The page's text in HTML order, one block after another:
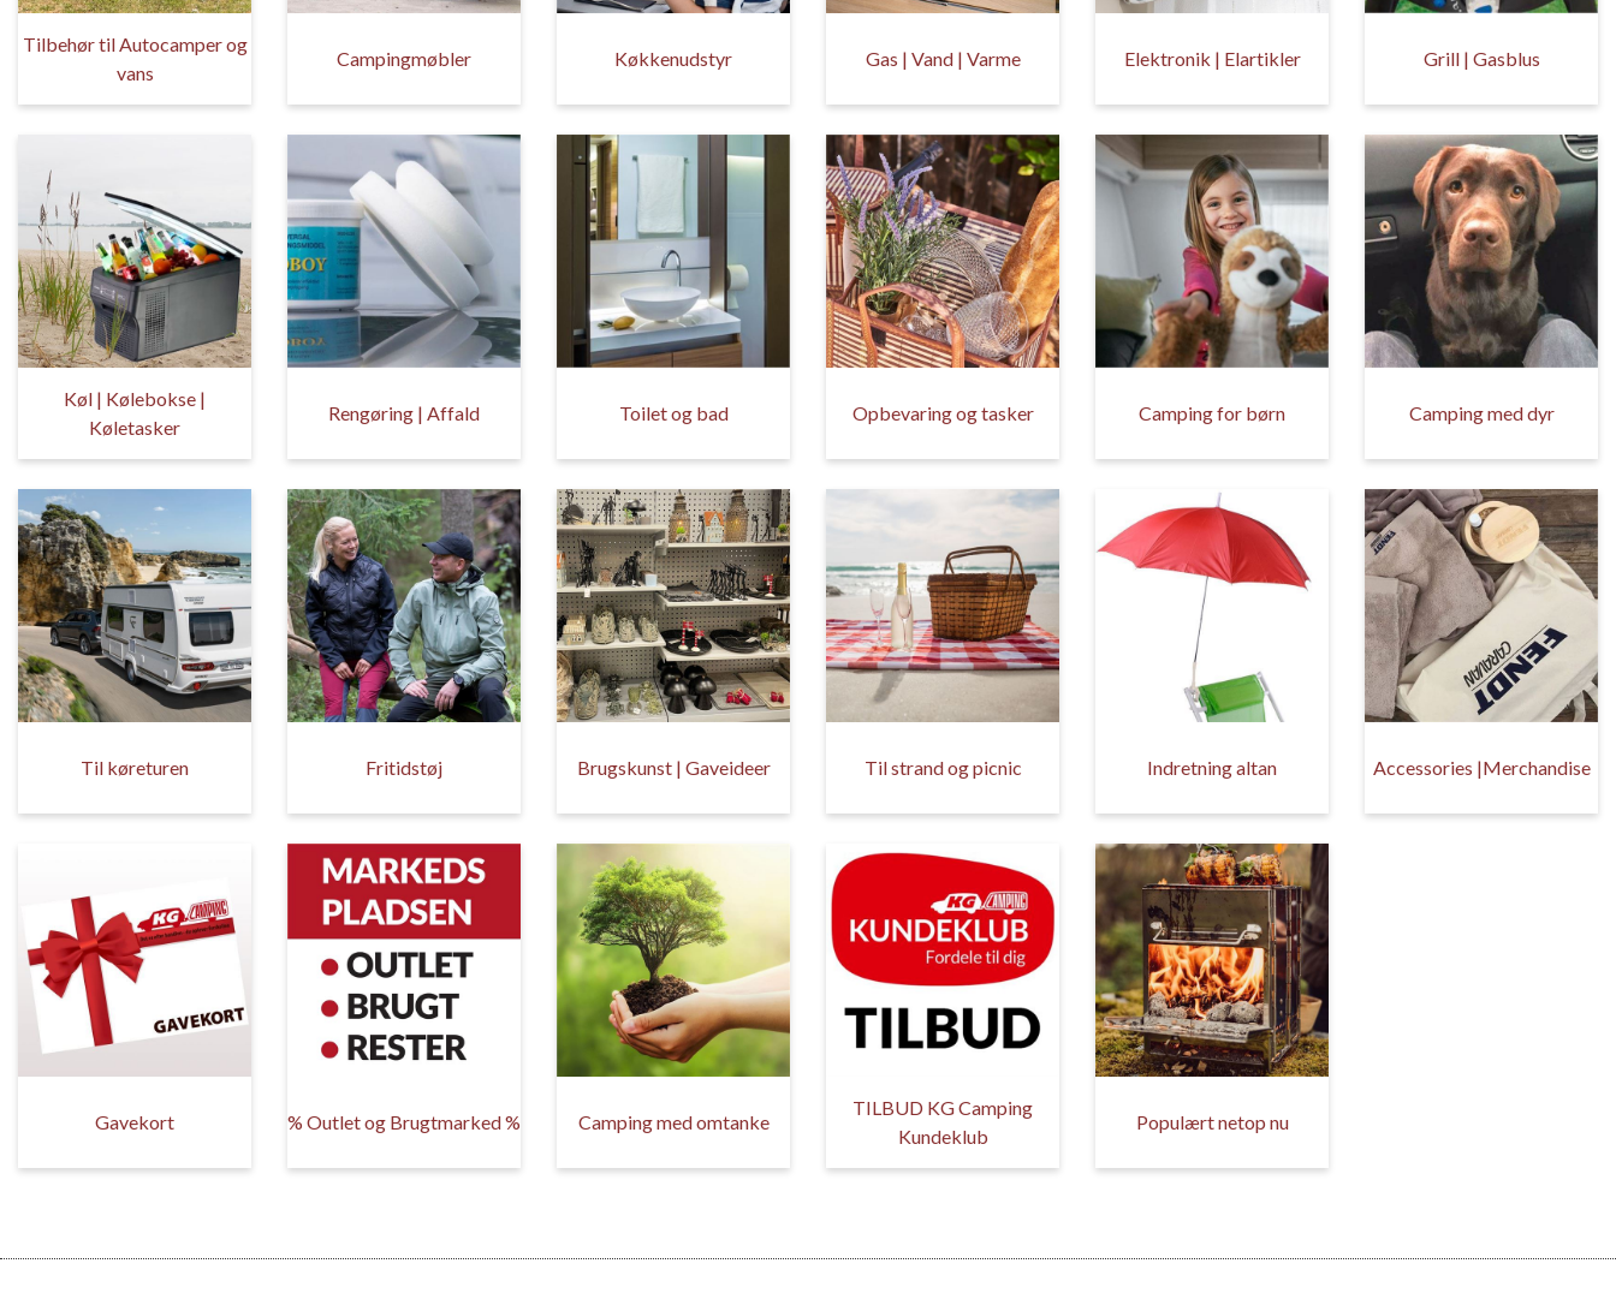
Tilbehør til Autocamper og
vans
Campingmøbler Køkkenudstyr Gas | Vand | Varme Elektronik | Elartikler Grill | Gasblus
Køl | Kølebokse |
Køletasker
Rengøring | Affald Toilet og bad Opbevaring og tasker Camping for børn Camping med dyr
Til køreturen Fritidstøj Brugskunst | Gaveideer Til strand og picnic Indretning altan Accessories |Merchandise
Gavekort % Outlet og Brugtmarked % Camping med omtanke
TILBUD KG Camping
Kundeklub
Populært netop nu